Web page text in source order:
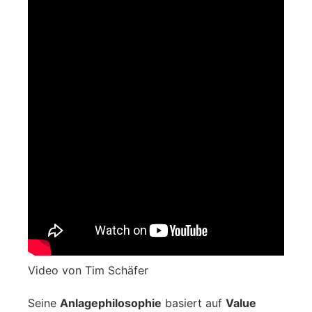
Video von Tim Schäfer
Seine Anlagephilosophie basiert auf Value